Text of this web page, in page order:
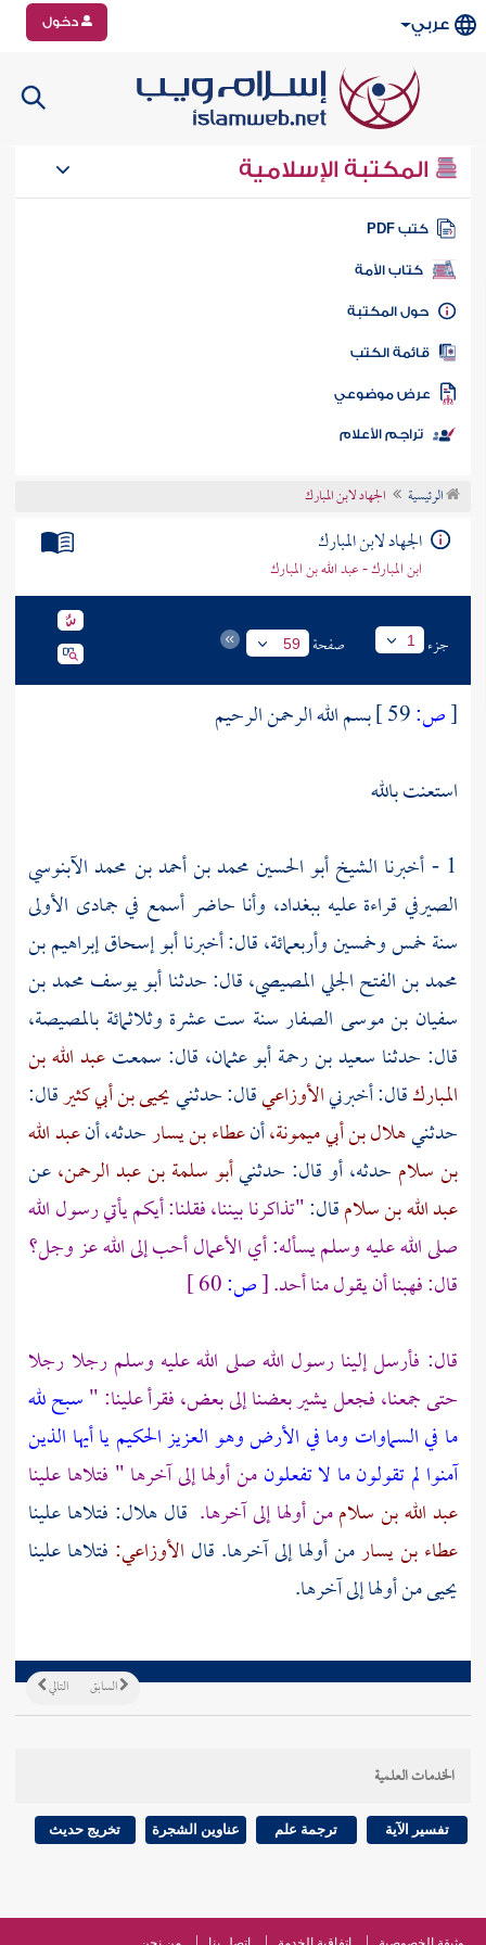
عربي دخول
المكتبة الإسلامية
كتب PDF
كتاب الأمة
المكتبة
الكتب
موضوعي
تراجم الأعلام
الرئيسية الجهاد لابن المبارك
الجهاد لابن المبارك
ابن المبارك - عبد الله بن المبارك
جزء 1 صفحة 59
[ص:
بسم الله الرحمن الرحيم
استعنت بالله
1 - أخبرنا الشيخ
أبو الحسين محمد بن أحمد بن محمد الآبنوسي
الصيرفي قراءة عليهببغداد، وأنا حاضر أسمع في جمادى الأولى
سنة خمس وخمسين وأربعمائة، قال: أخبرناأبو إسحاق إبراهيم بن
محمد بن الفتح الجلي المصيصي،قال: حدثناأبو يوسف محمد بن
سفيان بن موسى الصفارسنة ست عشرة وثلاثمائة بالمصيصة،
قال: حدثنا سعيد بن رحمة أبو عثمان، قال: سمعتعبد الله بن
المباركقال: أخبرنيالأوزاعيقال: حدثنييحيى بن أبي كثيرقال:
حدثنيهلال بن أبي ميمونة،أنعطاء بن يسارحدثه، أنعبد الله
بن سلام حدثه، أو قال: حدثنيأبو سلمة بن عبد الرحمن،عن
عبد الله بن سلامقال:"تذاكرنا بيننا، فقلنا: أيكم يأتي رسول الله
صلى الله عليه وسلم يسأله: أي الأعمال أحب إلى الله عز وجل؟
قال: فهبنا أن يقول منا أحد.[ص:
قال: فأرسل إلينا رسول الله صلى الله عليه وسلم رجلا رجلا
حتى جمعنا، فجعل يشير بعضنا إلى بعض، فقرأ علينا: "سبح لله
ما في السماوات وما في الأرض وهو العزيز الحكيميا أيها الذين
آمنوا لم تقولون ما لا تفعلونمن أولها إلى آخرها " فتلاها علينا
عبد الله بن سلاممن أولها إلى آخرها. قالهلال: فتلاها علينا
عطاء بن يسارمن أولها إلى آخرها. قال الأوزاعي: فتلاها علينا
يحيىمن أولها إلى آخرها.
التالي السابق
الخدمات العلمية
تفسير الآية ترجمة علم عناوين الشجرة تخريج حديث